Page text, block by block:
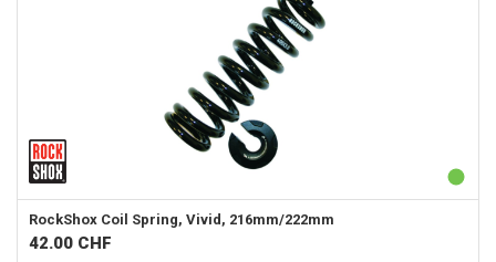
RockShox Coil Spring, Vivid, 216mm/222mm
42.00 CHF